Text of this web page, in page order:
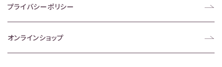
プライバシーポリシー
オンラインショップ